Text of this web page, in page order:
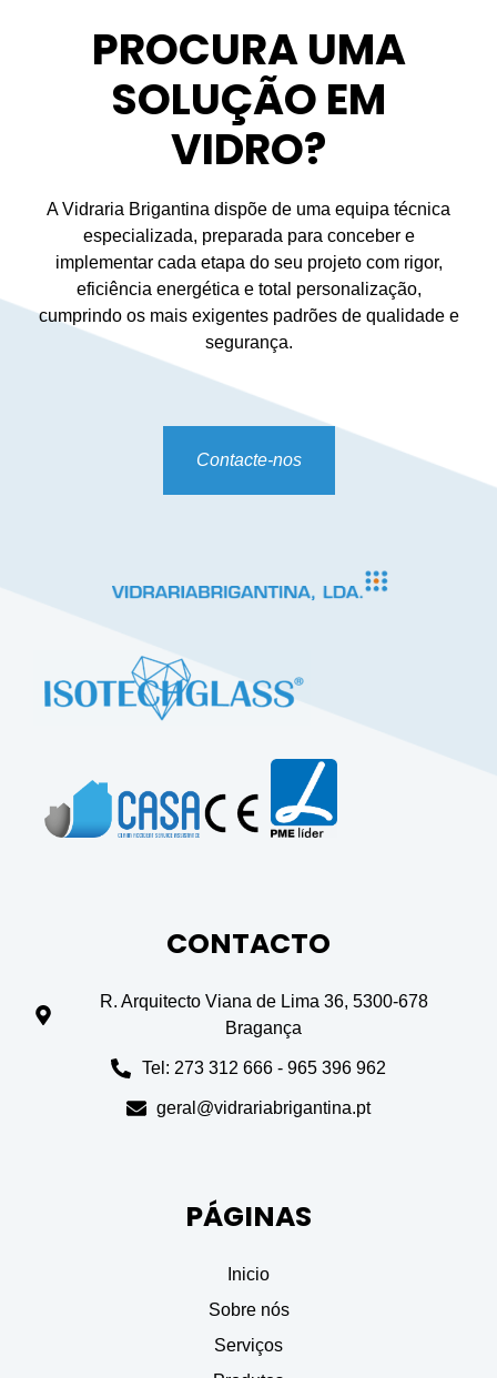
PROCURA UMA
SOLUÇÃO EM
VIDRO?
A Vidraria Brigantina dispõe de uma equipa técnica
especializada, preparada para conceber e
implementar cada etapa do seu projeto com rigor,
eficiência energética e total personalização,
cumprindo os mais exigentes padrões de qualidade e
segurança.
Contacte-nos
CONTACTO
R. Arquitecto Viana de Lima 36, 5300-678
Bragança
Tel: 273 312 666 - 965 396 962
geral@vidrariabrigantina.pt
PÁGINAS
Inicio
Sobre nós
Serviços